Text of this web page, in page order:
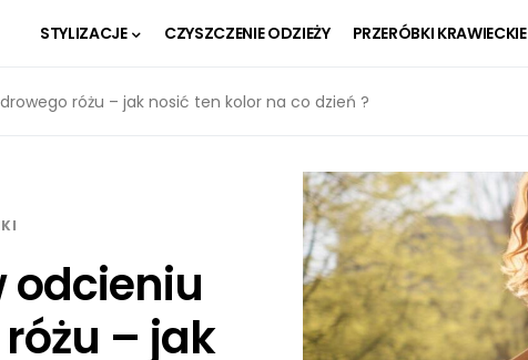
STYLIZACJE CZYSZCZENIE ODZIEŻY PRZERÓBKI KRAWIECKIE
różu – jak nosić ten kolor na co dzień ?
odcieniu
– jak